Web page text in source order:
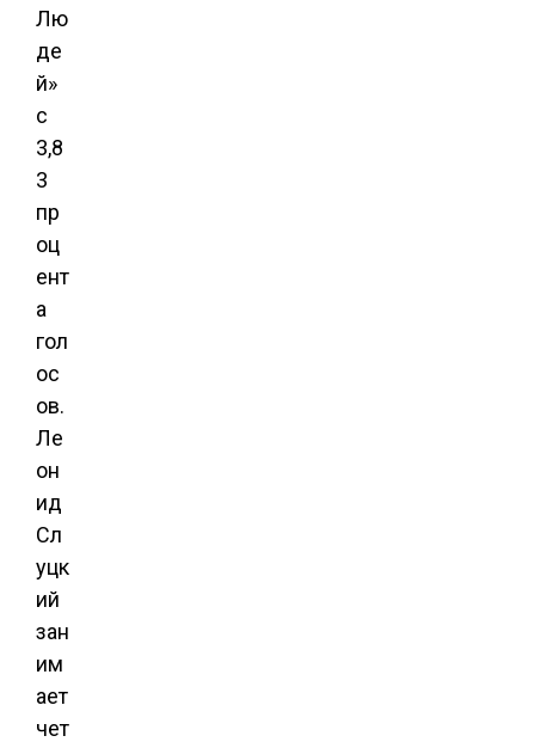
Лю
де
й»
с
3,8
3
пр
оц
ент
а
гол
ос
ов.
Ле
он
ид
Сл
уцк
ий
зан
им
ает
чет